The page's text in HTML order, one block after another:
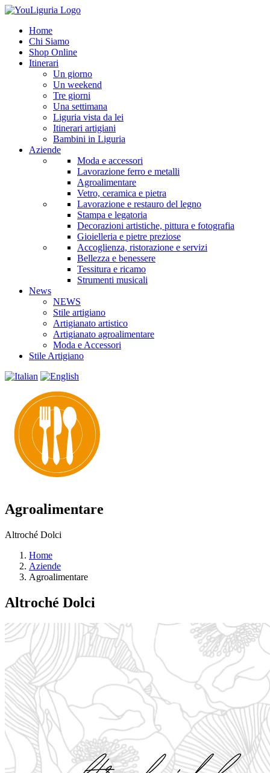
Home
Chi Siamo
Shop Online
Itinerari
Un giorno
Un weekend
Tre giorni
Una settimana
Liguria vista da lei
Itinerari artigiani
Bambini in Liguria
Aziende
Moda e accessori
Lavorazione ferro e metalli
Agroalimentare
Vetro, ceramica e pietra
Lavorazione e restauro del legno
Stampa e legatoria
Decorazioni artistiche, pittura e fotografia
Gioielleria e pietre preziose
Accoglienza, ristorazione e servizi
Bellezza e benessere
Tessitura e ricamo
Strumenti musicali
News
NEWS
Stile artigiano
Artigianato artistico
Artigianato agroalimentare
Moda e Accessori
Stile Artigiano
Agroalimentare
Altroché Dolci
Home
Aziende
Agroalimentare
Altroché Dolci